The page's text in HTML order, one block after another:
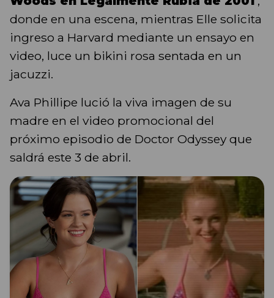
donde en una escena, mientras Elle solicita
ingreso a Harvard mediante un ensayo en
video, luce un bikini rosa sentada en un
jacuzzi.
Ava Phillipe lució la viva imagen de su
madre en el video promocional del
próximo episodio de Doctor Odyssey que
saldrá este 3 de abril.